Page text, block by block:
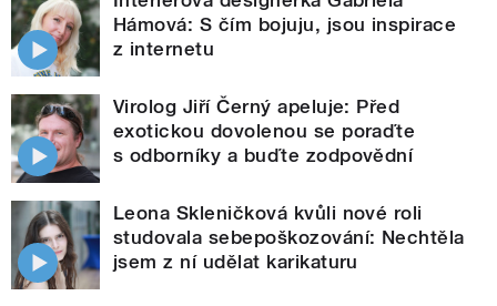
Hámová: S čím bojuju, jsou inspirace
z internetu
Virolog Jiří Černý apeluje: Před
exotickou dovolenou se poraďte
s odborníky a buďte zodpovědní
Leona Skleničková kvůli nové roli
studovala sebepoškozování: Nechtěla
jsem z ní udělat karikaturu